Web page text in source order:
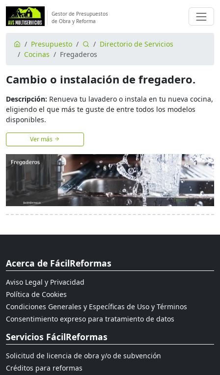
Gestor de Presupuestos
de Obra y Reforma
Presupuesto
Directorio de Servicios
Cocinas
Fregaderos
Cambio o instalación de fregadero.
Descripción: Renueva tu lavadero o instala en tu nueva cocina,
eligiendo el que más te guste de entre todos los modelos
disponibles.
Ver más
Acerca de FácilReformas
Aviso Legal y Privacidad
Política de Cookies
Condiciones Generales y Específicas de Uso y Términos
Consentimiento expreso para tratamiento de datos
Servicios FácilReformas
Solicitud de licencia de obra y/o de subvención
Créditos para reformas